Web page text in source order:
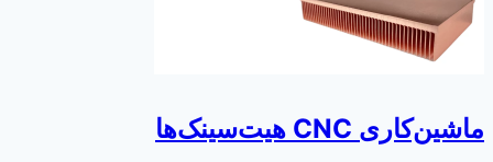
ماشین‌کاری CNC هیت‌سینک‌ها